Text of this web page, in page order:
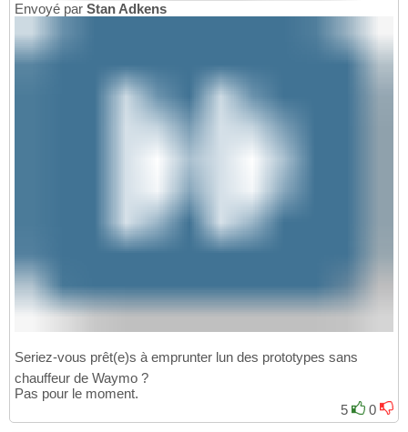
Envoyé par Stan Adkens
Seriez-vous prêt(e)s à emprunter lun des prototypes sans
chauffeur de Waymo ?
Pas pour le moment.
5
0